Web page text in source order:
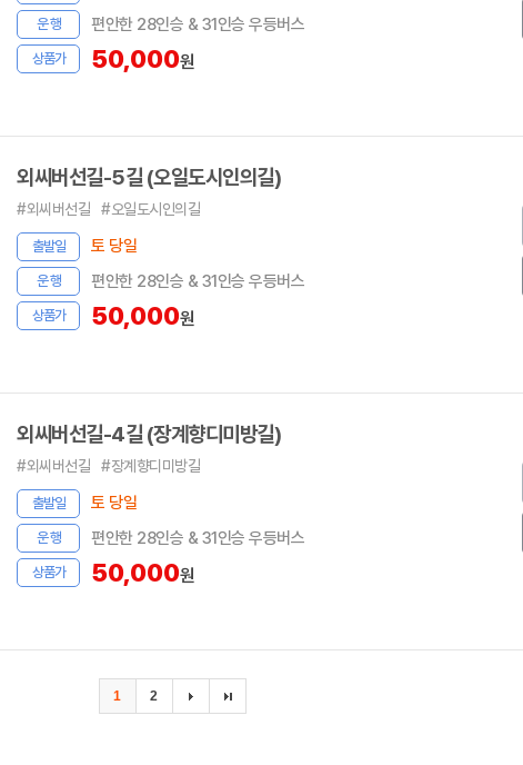
운 행 편안한 28인승 & 31인승 우등버스
상품가 50,000원
외씨버선길-5길 (오일도시인의길)
#외씨버선길 #오일도시인의길
출발일 토 당일
운 행 편안한 28인승 & 31인승 우등버스
상품가 50,000원
외씨버선길-4길 (장계향디미방길)
#외씨버선길 #장계향디미방길
출발일 토 당일
운 행 편안한 28인승 & 31인승 우등버스
상품가 50,000원
1 2